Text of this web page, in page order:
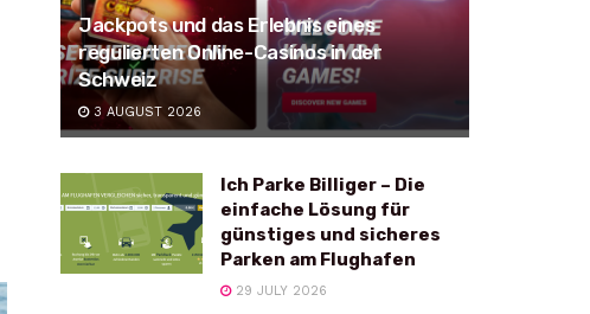
Jackpots und das Erlebnis eines
regulierten Online-Casinos in der
Schweiz
3 AUGUST 2026
Ich Parke Billiger – Die
einfache Lösung für
günstiges und sicheres
Parken am Flughafen
29 JULY 2026